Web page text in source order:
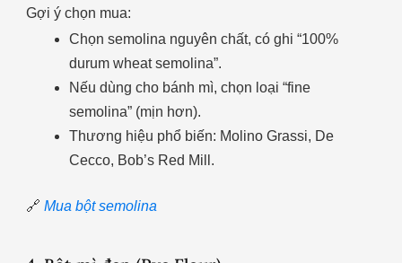
Gợi ý chọn mua:
Chọn semolina nguyên chất, có ghi “100%
durum wheat semolina”.
Nếu dùng cho bánh mì, chọn loại “fine
semolina” (mịn hơn).
Thương hiệu phổ biến: Molino Grassi, De
Cecco, Bob’s Red Mill.
🔗 Mua bột semolina